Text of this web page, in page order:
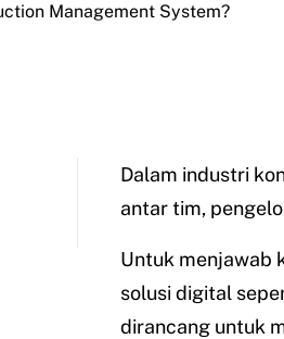
Management System?
Dalam industri
antar tim,
Untuk menjawab
solusi digital
dirancang untuk